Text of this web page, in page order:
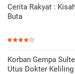
Cerita Rakyat :
Buta
Korban Gempa
Utus Dokter Keliling